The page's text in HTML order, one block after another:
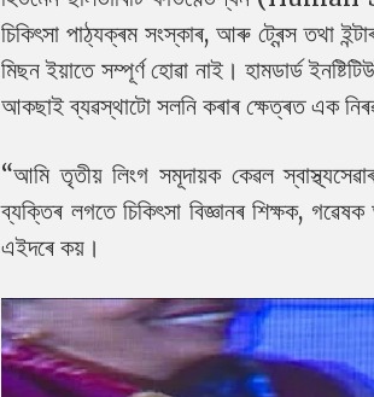
চিকিৎসা পাঠ্যক্ৰম সংস্কাৰ, আৰু ট্ৰেন্স তথা
মিছন ইয়াতে সম্পূৰ্ণ হোৱা নাই। হামডাৰ্ড
আকছাই ব্যৱস্থাটো সলনি কৰাৰ ক্ষেত্ৰত এক
“আমি তৃতীয় লিংগ সমূদায়ক কেৱল
ব্যক্তিৰ লগতে চিকিৎসা বিজ্ঞানৰ শিক্ষক,
এইদৰে কয়।